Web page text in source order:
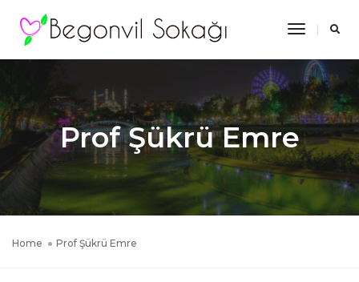
Toggle
Prof Şükrü Emre
Home Prof Şükrü Emre